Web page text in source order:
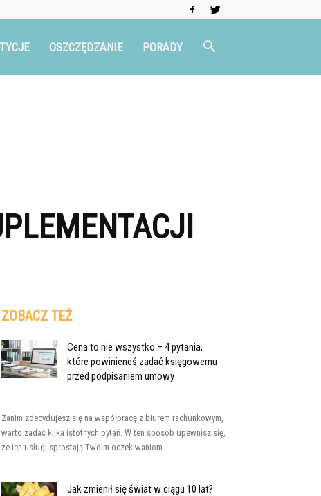
OSZCZĘDZANIE PORADY
ZOBACZ TEŻ
Cena to nie wszystko – 4 pytania,
które powinieneś zadać księgowemu
przed podpisaniem umowy
Zanim zdecydujesz się na współpracę z biurem rachunkowym,
warto zadać kilka istotnych pytań. W ten sposób upewnisz się,
że ich usługi sprostają Twoim oczekiwaniom....
Jak zmienił się świat w ciągu 10 lat?